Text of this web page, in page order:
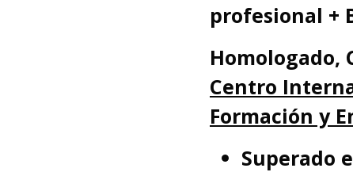
profesional +
Homologado,
Centro
Formación y
Superado